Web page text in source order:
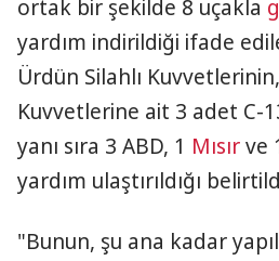
ortak bir şekilde 8 uçakla
yardım indirildiği ifade
Ürdün Silahlı
Kuvvetlerine ait 3 adet C-
yanı sıra 3 ABD, 1 Mısırve
yardım ulaştırıldığı
"Bunun, şu ana kadar